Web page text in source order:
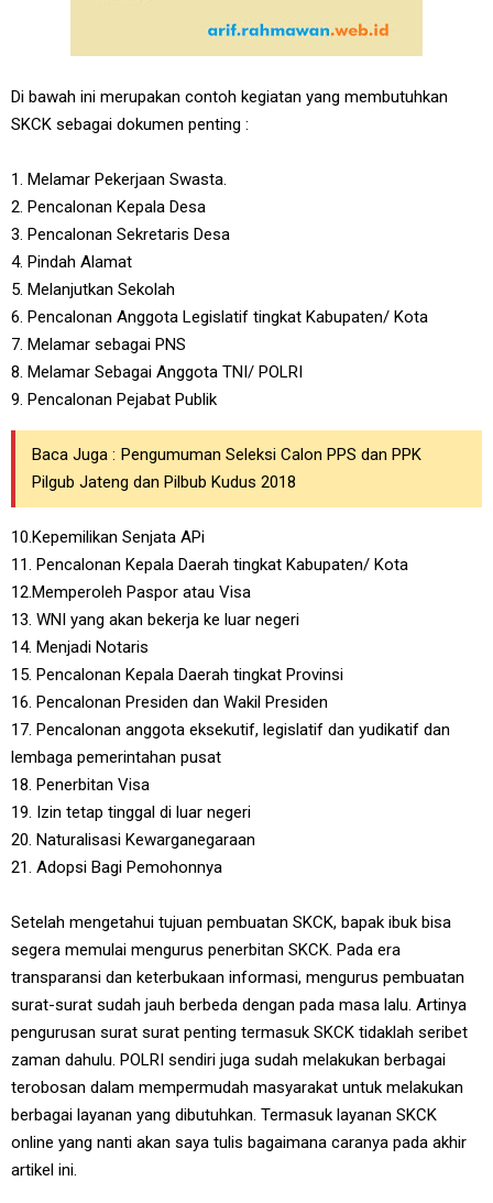
Di bawah ini merupakan contoh kegiatan yang membutuhkan
SKCK sebagai dokumen penting :
1. Melamar Pekerjaan Swasta.
2. Pencalonan Kepala Desa
3. Pencalonan Sekretaris Desa
4. Pindah Alamat
5. Melanjutkan Sekolah
6. Pencalonan Anggota Legislatif tingkat Kabupaten/ Kota
7. Melamar sebagai PNS
8. Melamar Sebagai Anggota TNI/ POLRI
9. Pencalonan Pejabat Publik
Baca Juga : Pengumuman Seleksi Calon PPS dan PPK
Pilgub Jateng dan Pilbub Kudus 2018
10.Kepemilikan Senjata APi
11. Pencalonan Kepala Daerah tingkat Kabupaten/ Kota
12.Memperoleh Paspor atau Visa
13. WNI yang akan bekerja ke luar negeri
14. Menjadi Notaris
15. Pencalonan Kepala Daerah tingkat Provinsi
16. Pencalonan Presiden dan Wakil Presiden
17. Pencalonan anggota eksekutif, legislatif dan yudikatif dan
lembaga pemerintahan pusat
18. Penerbitan Visa
19. Izin tetap tinggal di luar negeri
20. Naturalisasi Kewarganegaraan
21. Adopsi Bagi Pemohonnya
Setelah mengetahui tujuan pembuatan SKCK, bapak ibuk bisa
segera memulai mengurus penerbitan SKCK. Pada era
transparansi dan keterbukaan informasi, mengurus pembuatan
surat-surat sudah jauh berbeda dengan pada masa lalu. Artinya
pengurusan surat surat penting termasuk SKCK tidaklah seribet
zaman dahulu. POLRI sendiri juga sudah melakukan berbagai
terobosan dalam mempermudah masyarakat untuk melakukan
berbagai layanan yang dibutuhkan. Termasuk layanan SKCK
online yang nanti akan saya tulis bagaimana caranya pada akhir
artikel ini.